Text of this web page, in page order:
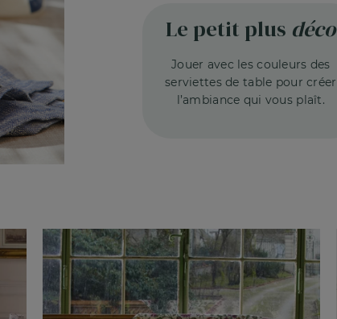
Le petit plus déco
Jouer avec les couleurs des
serviettesde table pour créer
l’ambiance qui vous plaît.